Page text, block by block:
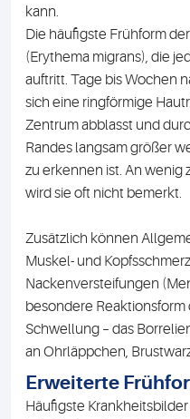
kann.
Die häufigste Frühform
(Erythema migrans), die
auftritt. Tage bis Wochen
sich eine ringförmige
Zentrum abblasst und
Randes langsam größer
zu erkennen ist. An
wird sie oft nicht bemerkt.
Zusätzlich können
Muskel- und
Nackenversteifungen
besondere
Schwellung – das
an Ohrläppchen,
Erweiterte
Häufigste